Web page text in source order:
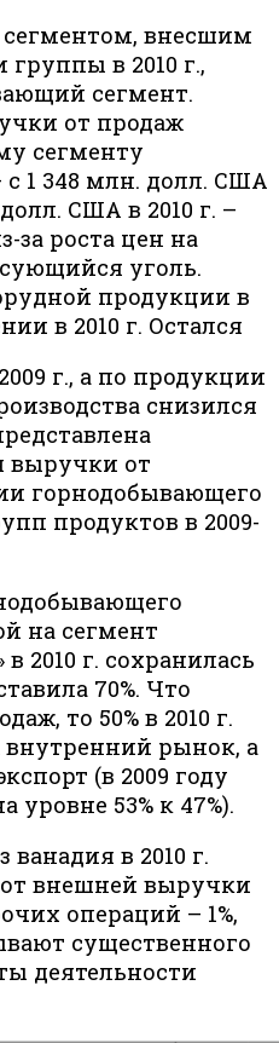
внесшим
в 2010 г.,
сегмент.
от продаж
сегменту
с 1 348 млн. долл. США
США в 2010 г. –
за роста цен на
уголь.
продукции в
в 2010 г. Остался
г., а по продукции
снизился
выручки от
горнодобывающего
продуктов в 2009-
на сегмент
2010 г. сохранилась
70%. Что
то 50% в 2010 г.
рынок, а
(в 2009 году
53% к 47%).
в 2010 г.
от внешней выручки
операций – 1%,
существенного
деятельности